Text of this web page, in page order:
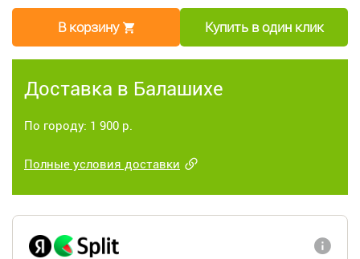
В корзину Купить в один клик
Доставка в Балашихе
По городу: 1 900 р.
Полные условия доставки